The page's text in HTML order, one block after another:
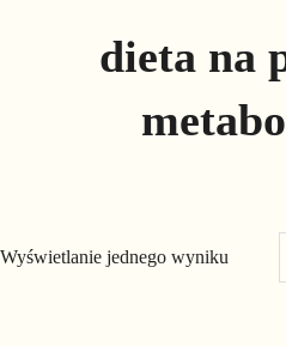
dieta na
Wyświetlanie jednego wyniku